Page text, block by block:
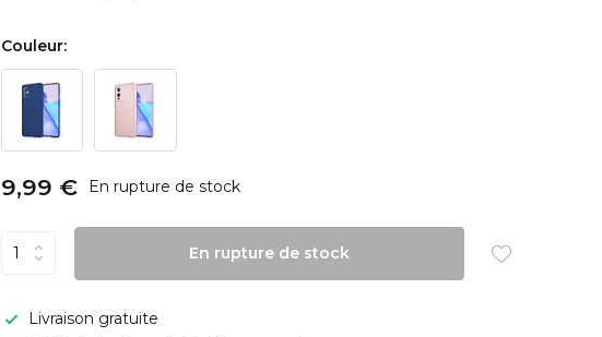
Couleur:
9,99 € En rupture de stock
En rupture de stock
Livraison gratuite